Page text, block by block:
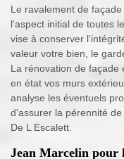
Le ravalement de
l'aspect initial de toutes
vise à conserver
valeur votre bien, le
La rénovation de façade
en état vos murs
analyse les éventuels
d'assurer la pérennité
De L Escalett.
Jean Marcelin pour